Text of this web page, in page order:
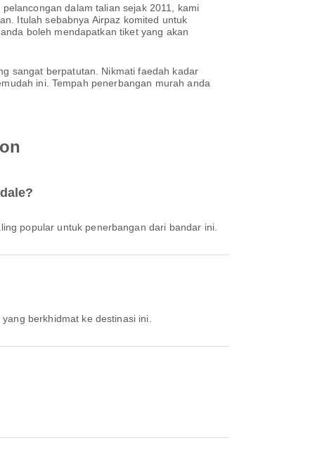
dalam talian sejak 2011, kami
Itulah sebabnya Airpaz komited untuk
boleh mendapatkan tiket yang akan
sangat berpatutan. Nikmati faedah kadar
ini. Tempah penerbangan murah anda
popular untuk penerbangan dari bandar ini.
berkhidmat ke destinasi ini.